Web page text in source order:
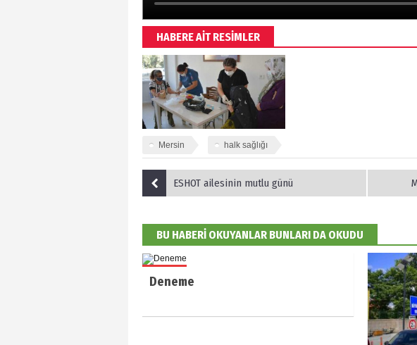
HABERE AİT RESİMLER
Mersin halk sağlığı
ESHOT ailesinin mutlu günü
BU HABERİ OKUYANLAR BUNLARI DA OKUDU
Deneme